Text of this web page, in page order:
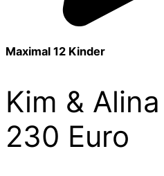
Maximal 12 Kinder
Kim & Alina
230 Euro